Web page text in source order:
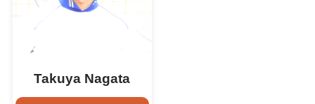
Takuya Nagata